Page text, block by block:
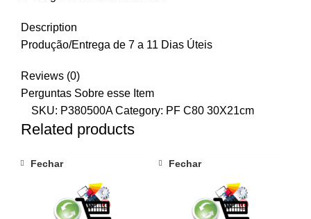
Description
Produção/Entrega de 7 a 11 Dias Úteis
Reviews (0)
Perguntas Sobre esse Item
SKU: P380500A Category: PF C80 30X21cm
Related products
Fechar Fechar